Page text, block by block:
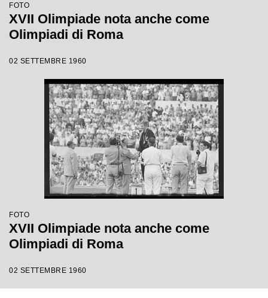
FOTO
XVII Olimpiade nota anche come
Olimpiadi di Roma
02 SETTEMBRE 1960
FOTO
XVII Olimpiade nota anche come
Olimpiadi di Roma
02 SETTEMBRE 1960